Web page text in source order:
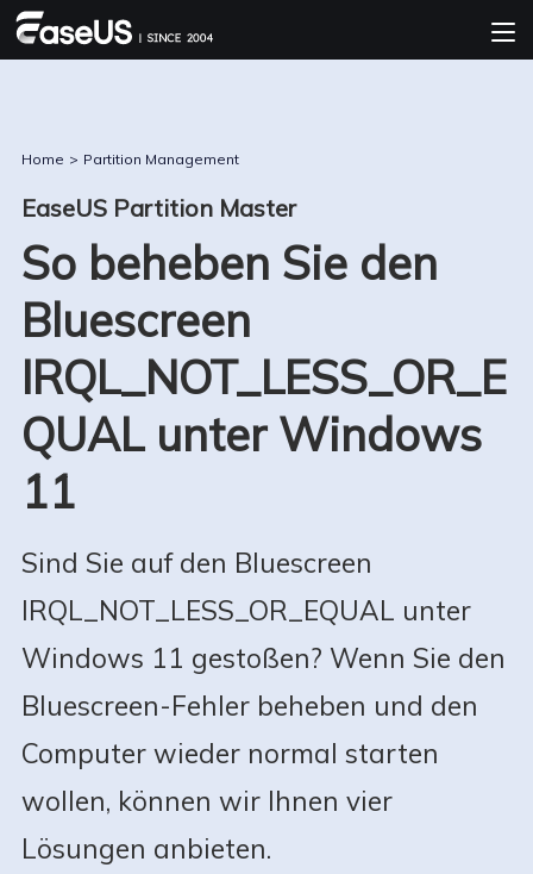
Home > Partition Management
EaseUS Partition Master
So beheben Sie den
Bluescreen
IRQL_NOT_LESS_OR_E
QUAL unter Windows
11
Sind Sie auf den Bluescreen
IRQL_NOT_LESS_OR_EQUAL unter
Windows 11 gestoßen? Wenn Sie den
Bluescreen-Fehler beheben und den
Computer wieder normal starten
wollen, können wir Ihnen vier
Lösungen anbieten.